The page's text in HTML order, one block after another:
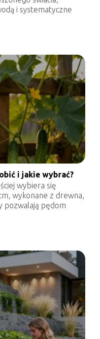
i systematyczne
i jakie wybrać?
wybiera się
wykonane z drewna,
pozwalają pędom